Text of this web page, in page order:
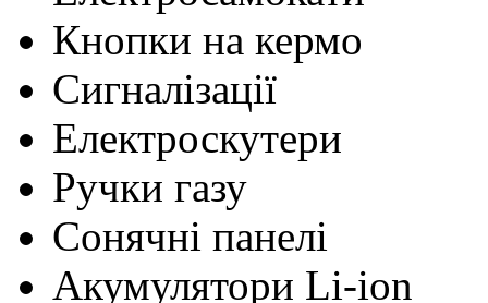
Кнопки на кермо
Сигналізації
Електроскутери
Ручки газу
Сонячні панелі
Акумулятори Li-ion